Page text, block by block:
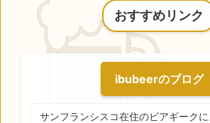
おすすめリンク
ibubeerのブログ
サンフランシスコ在住のビアギーク